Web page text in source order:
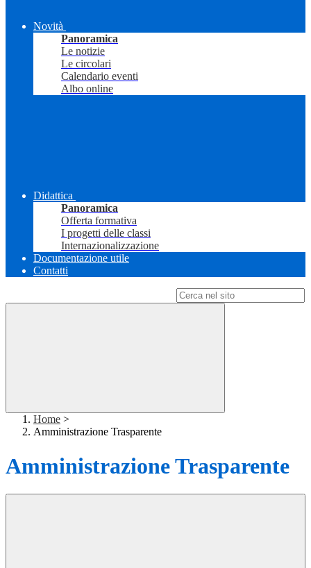
Novità
Panoramica
Le notizie
Le circolari
Calendario eventi
Albo online
Didattica
Panoramica
Offerta formativa
I progetti delle classi
Internazionalizzazione
Documentazione utile
Contatti
Home >
Amministrazione Trasparente
Amministrazione Trasparente